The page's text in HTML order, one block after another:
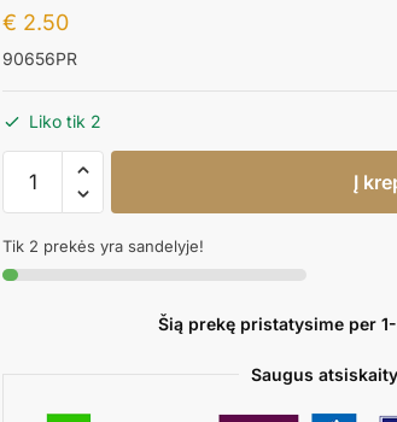
€ 2.50
90656PR
Liko tik 2
produkto
kiekis:
šiaudeliai
FOOTBALL
Į
Tik 2 prekės yra sandelyje!
Šią prekę pristatysime per
Saugus